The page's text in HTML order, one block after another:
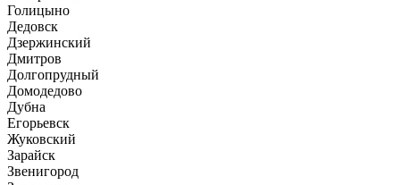
Голицыно
Дедовск
Дзержинский
Дмитров
Долгопрудный
Домодедово
Дубна
Егорьевск
Жуковский
Зарайск
Звенигород